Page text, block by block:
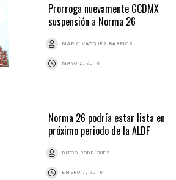
Prorroga nuevamente GCDMX
suspensión a Norma 26
MARIO VÁZQUEZ BARRIOS
MAYO 2, 2016
Norma 26 podría estar lista en
próximo periodo de la ALDF
DIEGO RODRÍGUEZ
ENERO 7, 2016